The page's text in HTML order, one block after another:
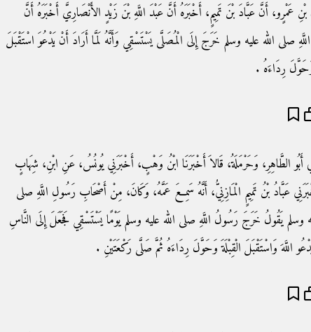
بْنِ عَمْرٍو، أَنَّ عَبَّادَ بْنَ تَمِيمٍ، أَخْبَرَهُ أَنَّ عَبْدَ اللَّهِ بْنَ زَيْدٍ الأَنْصَارِيَّ أَخْبَرَهُ أَنَّ
صلى الله عليه وسلم خَرَجَ إِلَى الْمُصَلَّى يَسْتَسْقِي وَأَنَّهُ لَمَّا أَرَادَ أَنْ يَدْعُوَ اسْتَقْبَلَ
وَحَوَّلَ رِدَاءَهُ ‏.‏
أَبُو الطَّاهِرِ، وَحَرْمَلَةُ، قَالاَ أَخْبَرَنَا ابْنُ وَهْبٍ، أَخْبَرَنِي يُونُسُ، عَنِ ابْنِ، شِهَابٍ
عَبَّادُ بْنُ تَمِيمٍ الْمَازِنِيُّ، أَنَّهُ سَمِعَ عَمَّهُ، وَكَانَ، مِنْ أَصْحَابِ رَسُولِ اللَّهِ صلى
وسلم يَقُولُ خَرَجَ رَسُولُ اللَّهِ صلى الله عليه وسلم يَوْمًا يَسْتَسْقِي فَجَعَلَ إِلَى النَّاسِ
اللَّهَ وَاسْتَقْبَلَ الْقِبْلَةَ وَحَوَّلَ رِدَاءَهُ ثُمَّ صَلَّى رَكْعَتَيْنِ ‏.‏